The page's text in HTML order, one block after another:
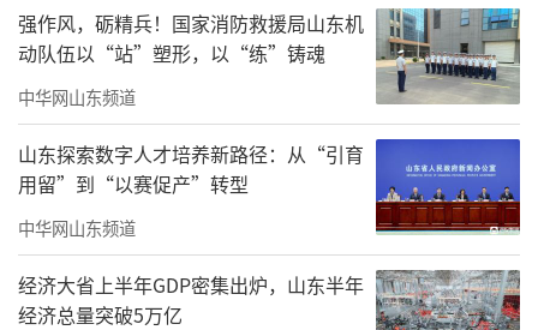
成了全村看病的希望
强作风，砺精兵！国家消防救援局山东机
动队伍以“站”塑形，以“练”铸魂
中华网山东频道
山东探索数字人才培养新路径：从“引育
用留”到“以赛促产”转型
中华网山东频道
经济大省上半年GDP密集出炉，山东半年
经济总量突破5万亿